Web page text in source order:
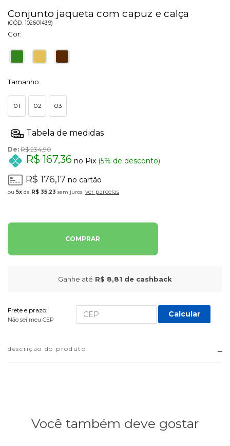
Conjunto jaqueta com capuz e calça
(CÓD. 102601439)
Cor:
Tamanho:
01 02 03
De: R$ 234,90
R$ 167,36 no Pix (5% de desconto)
R$ 176,17 no cartão
5x de R$ 35,23 sem juros ver parcelas
COMPRAR
Ganhe até R$ 8,81 de cashback
Frete e prazo:
Não sei meu CEP
Calcular
descrição do produto
Você também deve gostar